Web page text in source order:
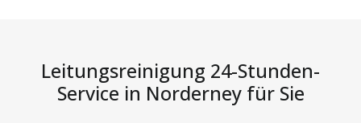
Leitungsreinigung 24-Stunden-
Service in Norderney für Sie